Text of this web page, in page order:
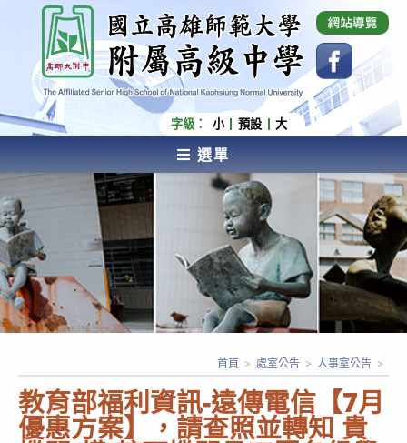
內
容
國立高雄師範大學附屬高級中學 Affiliated Senior
High School of National Kaohsiung Normal
University
字級： 小 預設 大
選單
AFFILIATED SENIOR HIGH SCHOOL OF NATIONAL
KAOHSIUNG NORMAL UNIVERSITY
教育部福利資訊-遠傳電信【7月
優惠方案】，請查照並轉知 貴
首頁 > 處室公告 > 人事室公告 >